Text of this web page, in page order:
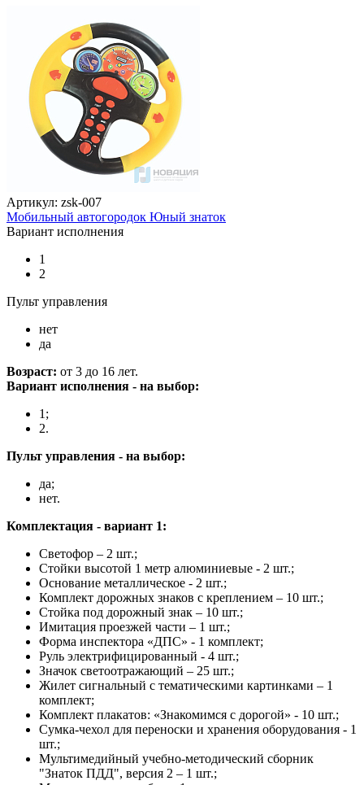
Артикул: zsk-007
Мобильный автогородок Юный знаток
Вариант исполнения
1
2
Пульт управления
нет
да
Возраст: от 3 до 16 лет.
Вариант исполнения - на выбор:
1;
2.
Пульт управления - на выбор:
да;
нет.
Комплектация - вариант 1:
Светофор – 2 шт.;
Стойки высотой 1 метр алюминиевые - 2 шт.;
Основание металлическое - 2 шт.;
Комплект дорожных знаков с креплением – 10 шт.;
Стойка под дорожный знак – 10 шт.;
Имитация проезжей части – 1 шт.;
Форма инспектора «ДПС» - 1 комплект;
Руль электрифицированный - 4 шт.;
Значок светоотражающий – 25 шт.;
Жилет сигнальный с тематическими картинками – 1
комплект;
Комплект плакатов: «Знакомимся с дорогой» - 10 шт.;
Сумка-чехол для переноски и хранения оборудования - 1
шт.;
Мультимедийный учебно-методический сборник
"Знаток ПДД", версия 2 – 1 шт.;